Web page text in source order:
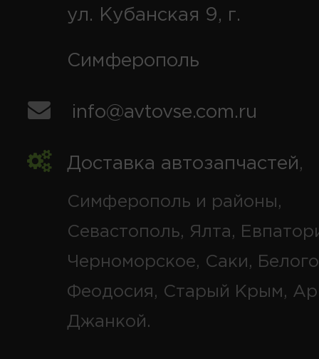
ул. Кубанская 9, г.
Симферополь
info@avtovse.com.ru
Доставка автозапчастей,
Симферополь и районы,
Севастополь, Ялта,
Черноморское, Саки,
Феодосия, Старый Крым,
Джанкой.